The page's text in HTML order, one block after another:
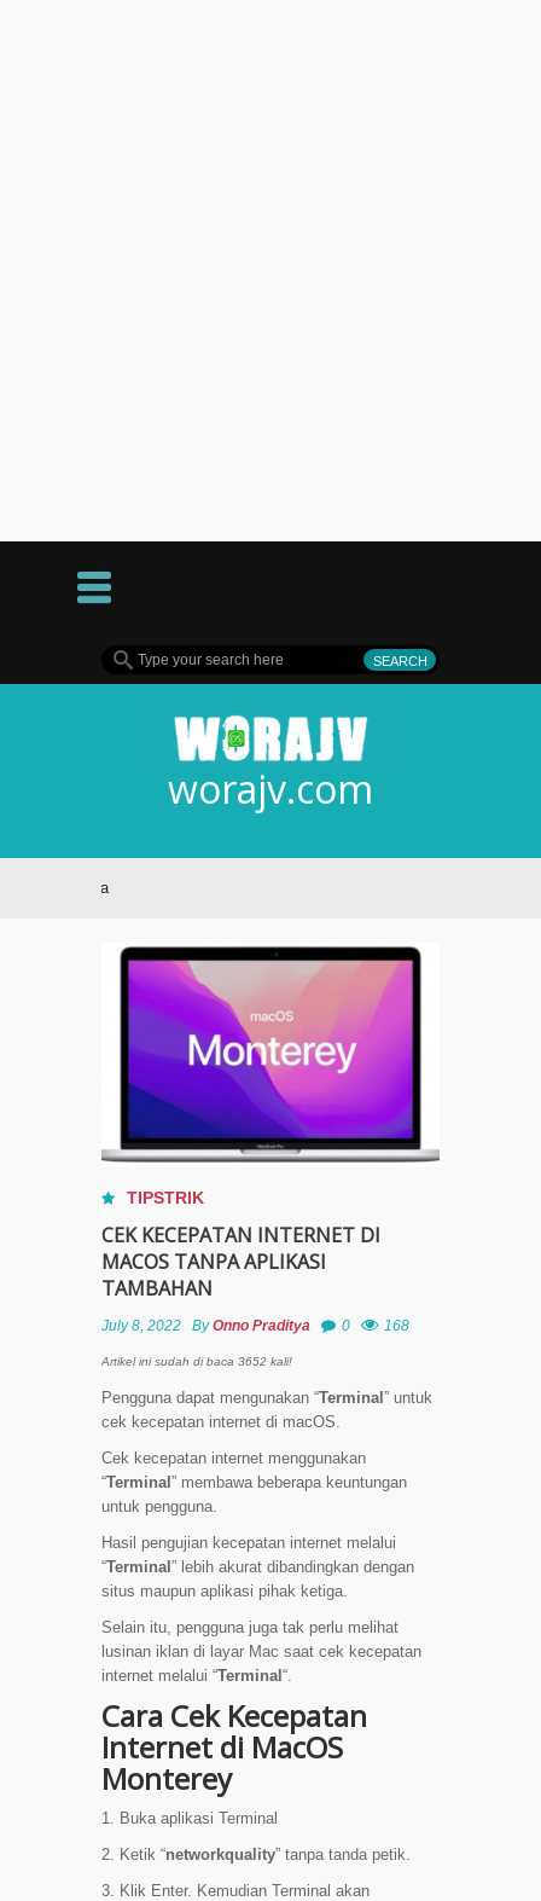
worajv.com
TIPSTRIK
CEK KECEPATAN INTERNET DI
MACOS TANPA APLIKASI
TAMBAHAN
July 8, 2022 ByOnno Praditya 0 168
Artikel ini sudah di baca 3652 kali!
Pengguna dapat mengunakan “Terminal” untuk
cek kecepatan internet di macOS.
Cek kecepatan internet menggunakan
“Terminal” membawa beberapa keuntungan
untuk pengguna.
Hasil pengujian kecepatan internet melalui
“Terminal” lebih akurat dibandingkan dengan
situs maupun aplikasi pihak ketiga.
Selain itu, pengguna juga tak perlu melihat
lusinan iklan di layar Mac saat cek kecepatan
internet melalui “Terminal“.
Cara Cek Kecepatan
Internet di MacOS
Monterey
1. Buka aplikasi Terminal
2. Ketik “networkquality” tanpa tanda petik.
3. Klik Enter. Kemudian Terminal akan